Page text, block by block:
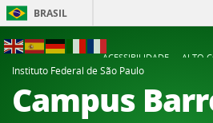
BRASIL
ACESSIBILIDADE
ALTO
Instituto Federal de São Paulo
Campus